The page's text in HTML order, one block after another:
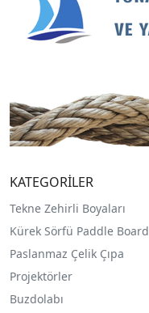
KATEGORİLER
Tekne Zehirli Boyaları
Kürek Sörfü Paddle Board
Paslanmaz Çelik Çıpa
Projektörler
Buzdolabı